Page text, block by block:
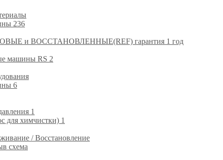
236
и ВОССТАНОВЛЕННЫЕ(REF) гарантия 1 год
машины RS 2
6
1
для химчистки) 1
/ Восстановление
схема